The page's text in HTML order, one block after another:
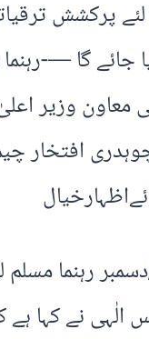
پرکشش
جائے گا —-
وزیر
افتخار
پور:7/دسمبر رہنما
نے کہا ہے